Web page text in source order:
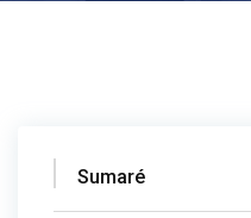
Sumaré